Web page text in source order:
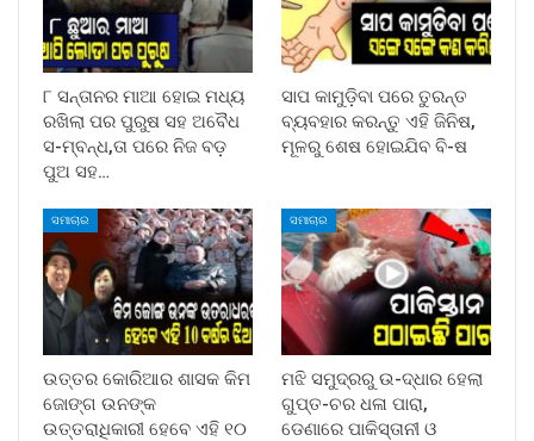
୮ ସନ୍ତାନର ମାଆ ହୋଇ ମଧ୍ୟ
ରଖିଲା ପର ପୁରୁଷ ସହ ଅବୈଧ
ସ-ମ୍ବନ୍ଧ,ତା ପରେ ନିଜ ବଡ଼
ପୁଅ ସହ…
ସାପ କାମୁଡ଼ିବା ପରେ ତୁରନ୍ତ
ବ୍ୟବହାର କରନ୍ତୁ ଏହି ଜିନିଷ,
ମୂଳରୁ ଶେଷ ହୋଇଯିବ ବି-ଷ
ସମାଚାର
ଉତ୍ତର କୋରିଆର ଶାସକ କିମ
ଜୋଙ୍ଗ ଉନଙ୍କ
ଉତ୍ତରାଧିକାରୀ ହେବେ ଏହି ୧୦
ସମାଚାର
ମଝି ସମୁଦ୍ରରୁ ଉ-ଦ୍ଧାର ହେଲା
ଗୁପ୍ତ-ଚର ଧଳା ପାରା,
ଡେଣାରେ ପାକିସ୍ତାନୀ ଓ